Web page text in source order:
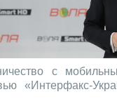
с
«Интерфакс-